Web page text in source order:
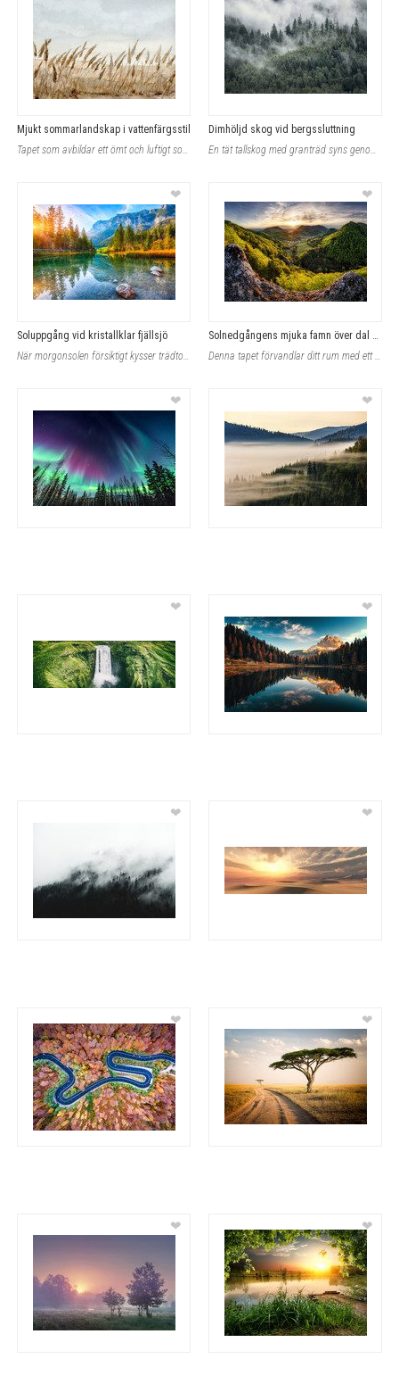
Mjukt sommarlandskap i vattenfärgsstil
Tapet som avbildar ett ömt och luftigt sommarlandskap med vass och gräsfält i mj
Dimhöljd skog vid bergssluttning
En tät tallskog med granträd syns genom en mjuk dimma som sveper över bergssidan
❤
Soluppgång vid kristallklar fjällsjö
När morgonsolen försiktigt kysser trädtopparna och fjällens silhuetter speglas i
❤
Denna tapet förvandlar ditt rum med ett storslaget landskap där solnedgångens va
❤ ❤
❤ ❤
❤ ❤
❤ ❤
❤ ❤